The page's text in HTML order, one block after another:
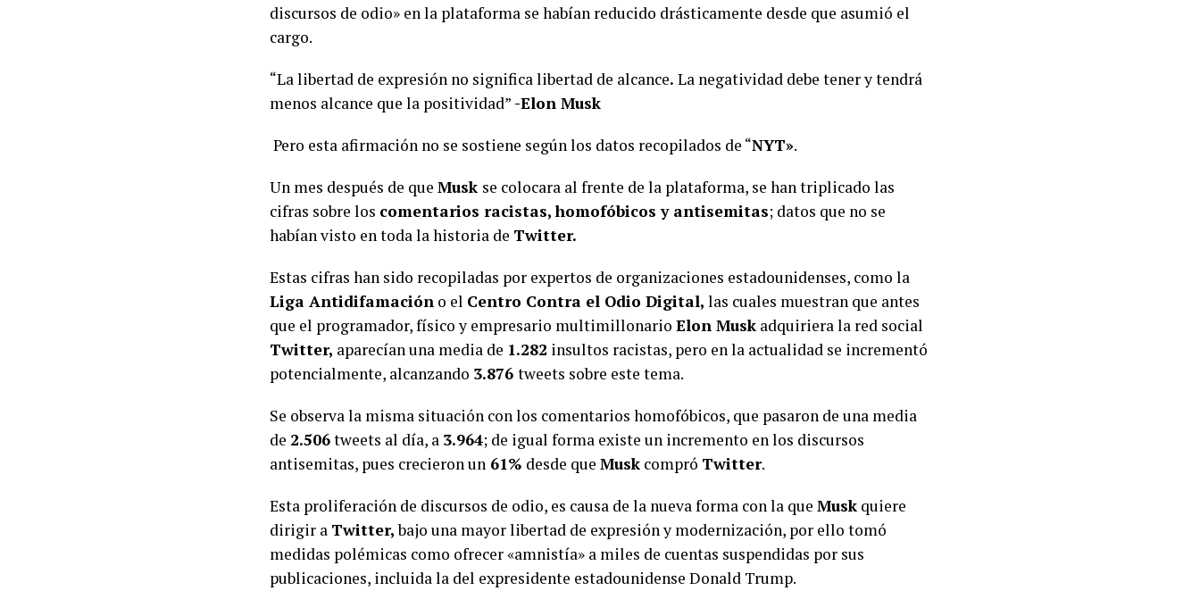
discursos de odio» en la plataforma se habían reducido drásticamente desde que asumió el
cargo.
“La libertad de expresión no significa libertad de alcance. La negatividad debe tener y tendrá
menos alcance que la positividad” -Elon Musk
Pero esta afirmación no se sostiene según los datos recopilados de “NYT».
Un mes después de que Musk se colocara al frente de la plataforma, se han triplicado las
cifras sobre los comentarios racistas, homofóbicos y antisemitas; datos que no se
habían visto en toda la historia de Twitter.
Estas cifras han sido recopiladas por expertos de organizaciones estadounidenses, como la
Liga Antidifamación o el Centro Contra el Odio Digital, las cuales muestran que antes
que el programador, físico y empresario multimillonario Elon Musk adquiriera la red social
Twitter, aparecían una media de 1.282 insultos racistas, pero en la actualidad se incrementó
potencialmente, alcanzando 3.876 tweets sobre este tema.
Se observa la misma situación con los comentarios homofóbicos, que pasaron de una media
de 2.506tweets al día, a 3.964; de igual forma existe un incremento en los discursos
antisemitas, pues crecieron un 61% desde que Musk compró Twitter.
Esta proliferación de discursos de odio, es causa de la nueva forma con la que Musk quiere
dirigir a Twitter,bajo una mayor libertad de expresión y modernización, por ello tomó
medidas polémicas como ofrecer «amnistía» a miles de cuentas suspendidas por sus
publicaciones, incluida la del expresidente estadounidense Donald Trump.